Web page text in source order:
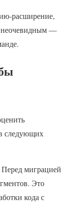
расширение,
неочевидным —
следующих
Перед миграцией
Это
кода с